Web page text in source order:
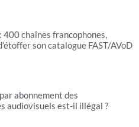
400 chaînes francophones,
son catalogue FAST/AVoD
abonnement des
audiovisuels est-il illégal ?